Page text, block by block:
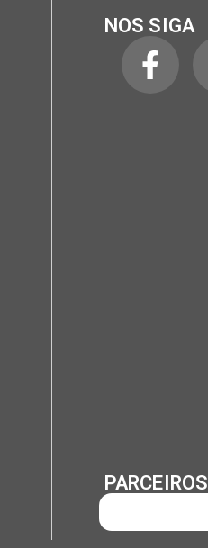
NOS SIGA
PARCEIROS